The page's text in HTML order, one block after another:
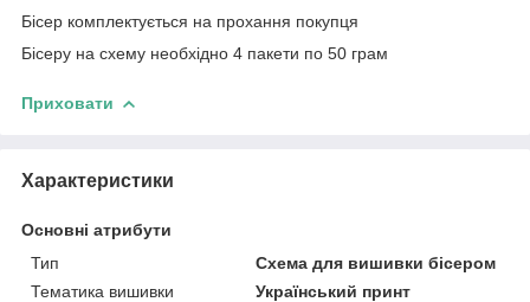
Бісер комплектується на прохання покупця
Бісеру на схему необхідно 4 пакети по 50 грам
Приховати
Характеристики
Основні атрибути
Тип
Схема для вишивки бісером
Тематика вишивки
Український принт